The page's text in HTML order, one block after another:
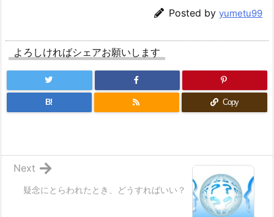
Posted by yumetu99
よろしければシェアお願いします
B! Copy
疑念にとらわれたとき、どうすればいい？
Next